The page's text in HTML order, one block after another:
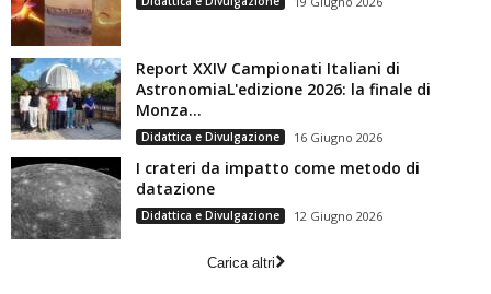
Report XXIV Campionati Italiani di
AstronomiaL'edizione 2026: la finale di
Monza...
Didattica e Divulgazione 16 Giugno 2026
I crateri da impatto come metodo di
datazione
Didattica e Divulgazione 12 Giugno 2026
Carica altri